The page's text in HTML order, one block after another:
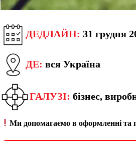
ДЕДЛАЙН: 31 грудня
ДЕ: вся Україна
ГАЛУЗІ: бізнес,
Ми допомагаємо в оформленні та